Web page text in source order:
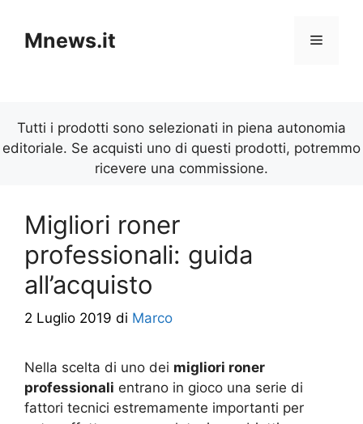
contenuto
Mnews.it Menu
Tutti i prodotti sono selezionati in piena autonomia
editoriale. Se acquisti uno di questi prodotti, potremmo
ricevere una commissione.
Migliori roner
professionali: guida
all’acquisto
2 Luglio 2019 di Marco
Nella scelta di uno dei migliori roner
professionali entrano in gioco una serie di
fattori tecnici estremamente importanti per